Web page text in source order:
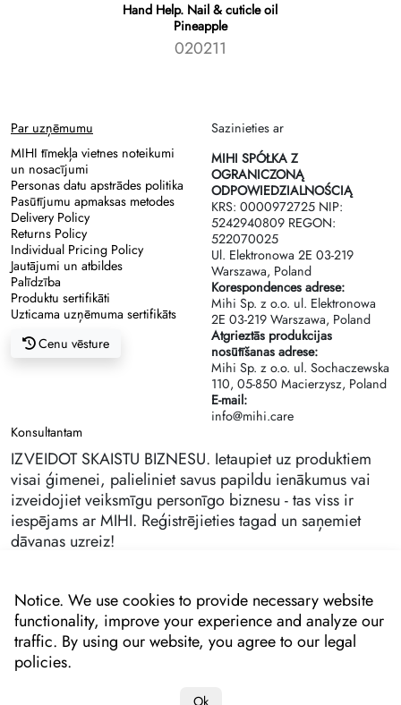
Hand Help. Nail & cuticle oil
Pineapple
020211
Par uzņēmumu
MIHI tīmekļa vietnes noteikumi
un nosacījumi
Personas datu apstrādes politika
Pasūtījumu apmaksas metodes
Delivery Policy
Returns Policy
Individual Pricing Policy
Jautājumi un atbildes
Palīdzība
Produktu sertifikāti
Uzticama uzņēmuma sertifikāts
Cenu vēsture
Sazinieties ar
MIHI SPÓŁKA Z
OGRANICZONĄ
ODPOWIEDZIALNOŚCIĄ
KRS: 0000972725 NIP:
5242940809 REGON:
522070025
Ul. Elektronowa 2Е 03-219
Warszawa, Poland
Korespondences adrese:
Mihi Sp. z o.o. ul. Elektronowa
2Е 03-219 Warszawa, Poland
Atgrieztās produkcijas
nosūtīšanas adrese:
Mihi Sp. z o.o. ul. Sochaczewska
110, 05-850 Macierzysz, Poland
E-mail:
info@mihi.care
Konsultantam
IZVEIDOT SKAISTU BIZNESU. Ietaupiet uz produktiem
visai ģimenei, palieliniet savus papildu ienākumus vai
izveidojiet veiksmīgu personīgo biznesu - tas viss ir
iespējams ar MIHI. Reģistrējieties tagad un saņemiet
dāvanas uzreiz!
Notice. We use cookies to provide necessary website
functionality, improve your experience and analyze our
traffic. By using our website, you agree to our legal
policies.
Ok